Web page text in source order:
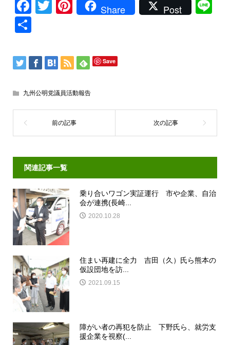
Facebook
TwitterPinterest
Share Post
Save
九州公明党議員活動報告
関連記事一覧
乗り合いワゴン実証運行 市や企業、自治
会が連携(長崎...
2020.10.28
住まい再建に全力 吉田（久）氏ら熊本の
仮設団地を訪...
2021.09.15
障がい者の再犯を防止 下野氏ら、就労支
援企業を視察(...